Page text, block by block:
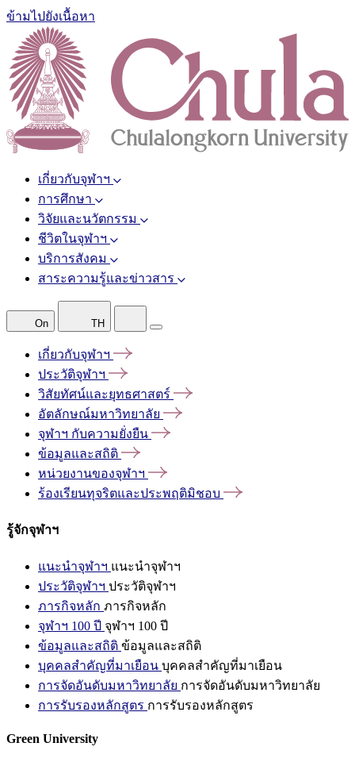
ข้ามไปยังเนื้อหา
เกี่ยวกับจุฬาฯ
การศึกษา
วิจัยและนวัตกรรม
ชีวิตในจุฬาฯ
บริการสังคม
สาระความรู้และข่าวสาร
On TH
เกี่ยวกับจุฬาฯ
ประวัติจุฬาฯ
วิสัยทัศน์และยุทธศาสตร์
อัตลักษณ์มหาวิทยาลัย
จุฬาฯ กับความยั่งยืน
ข้อมูลและสถิติ
หน่วยงานของจุฬาฯ
ร้องเรียนทุจริตและประพฤติมิชอบ
รู้จักจุฬาฯ
แนะนำจุฬาฯ แนะนำจุฬาฯ
ประวัติจุฬาฯ ประวัติจุฬาฯ
ภารกิจหลัก ภารกิจหลัก
จุฬาฯ 100 ปี จุฬาฯ 100 ปี
ข้อมูลและสถิติ ข้อมูลและสถิติ
บุคคลสำคัญที่มาเยือน บุคคลสำคัญที่มาเยือน
การจัดอันดับมหาวิทยาลัย การจัดอันดับมหาวิทยาลัย
การรับรองหลักสูตร การรับรองหลักสูตร
Green University